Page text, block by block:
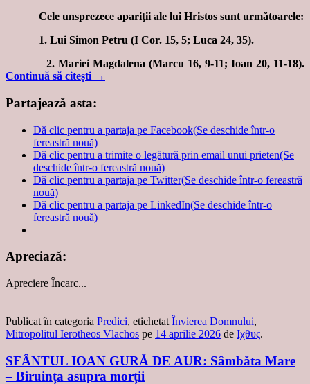
Cele unsprezece apariţii ale lui Hristos sunt următoarele:
1. Lui Simon Petru (I Cor. 15, 5; Luca 24, 35).
2. Mariei Magdalena (Marcu 16, 9-11; Ioan 20, 11-18).
Continuă să citești →
Partajează asta:
Dă clic pentru a partaja pe Facebook(Se deschide într-o
fereastră nouă)
Dă clic pentru a trimite o legătură prin email unui prieten(Se
deschide într-o fereastră nouă)
Dă clic pentru a partaja pe Twitter(Se deschide într-o fereastră
nouă)
Dă clic pentru a partaja pe LinkedIn(Se deschide într-o
fereastră nouă)
Apreciază:
Apreciere Încarc...
Publicat în categoria Predici, etichetat Învierea Domnului,
Mitropolitul Ierotheos Vlachos pe 14 aprilie 2026 de Ιχθυς.
SFÂNTUL IOAN GURĂ DE AUR: Sâmbăta Mare
– Biruința asupra morții